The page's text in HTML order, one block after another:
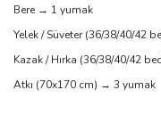
Bere → 1 yumak
Yelek / Süveter (36/38/40/42
Kazak / Hırka (36/38/40/42
Atkı (70x170 cm) → 3 yumak